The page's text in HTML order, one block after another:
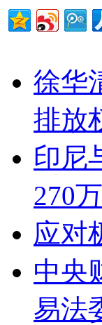
徐华
排放
印尼
270
应对
中央
易法